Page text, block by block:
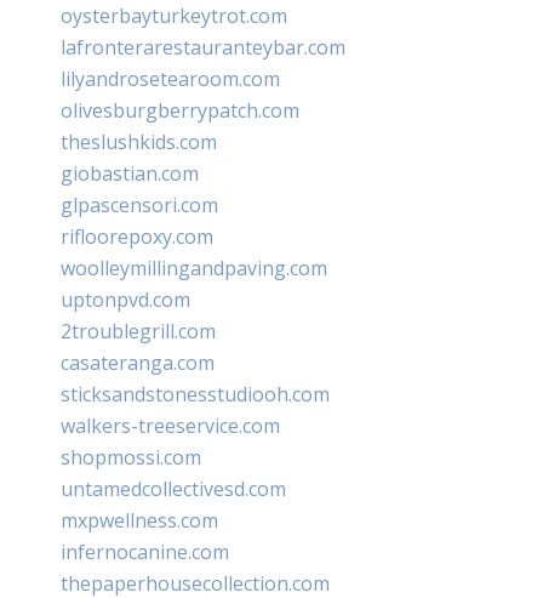
oysterbayturkeytrot.com
lafronterarestauranteybar.com
lilyandrosetearoom.com
olivesburgberrypatch.com
theslushkids.com
giobastian.com
glpascensori.com
rifloorepoxy.com
woolleymillingandpaving.com
uptonpvd.com
2troublegrill.com
casateranga.com
sticksandstonesstudiooh.com
walkers-treeservice.com
shopmossi.com
untamedcollectivesd.com
mxpwellness.com
infernocanine.com
thepaperhousecollection.com